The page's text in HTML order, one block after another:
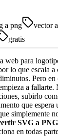
a png vector
gratis
web para
lo que escala a
Pero en
a fallarte.
subirlo
que espera
simplemente
SVG a PNG
en todas